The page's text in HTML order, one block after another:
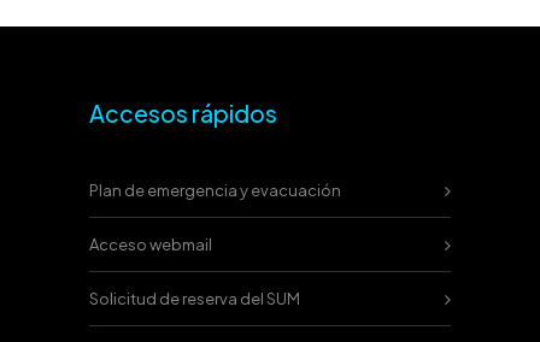
Accesos rápidos
Plan de emergencia y evacuación
Acceso webmail
Solicitud de reserva del SUM